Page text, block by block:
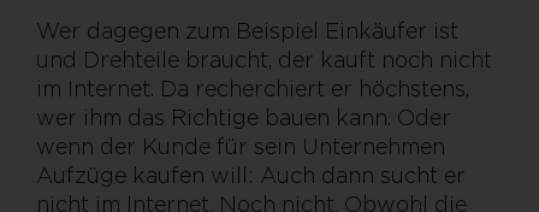
Wer dagegen zum Beispiel Einkäufer ist
und Drehteile braucht, der kauft noch nicht
im Internet. Da recherchiert er höchstens,
wer ihm das Richtige bauen kann. Oder
wenn der Kunde für sein Unternehmen
Aufzüge kaufen will: Auch dann sucht er
nicht im Internet. Noch nicht. Obwohl die